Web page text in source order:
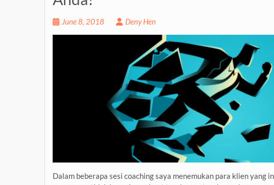
June 8, 2018 Deny Hen
Dalam beberapa sesi coaching saya menemukan para klien yang